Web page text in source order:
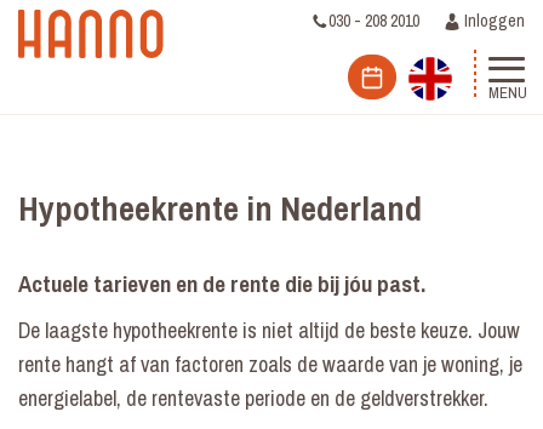
030 - 208 2010 Inloggen
MENU
Hypotheekrente in Nederland
Actuele tarieven en de rente die bij jóu past.
De laagste hypotheekrente is niet altijd de beste keuze. Jouw
rente hangt af van factoren zoals de waarde van je woning, je
energielabel, de rentevaste periode en de geldverstrekker.